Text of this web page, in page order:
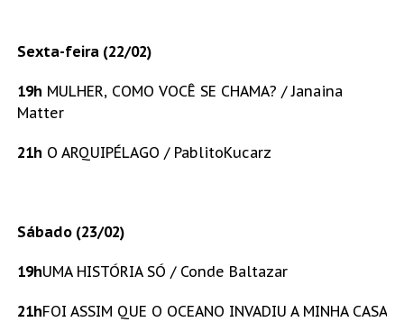
Sexta-feira (22/02)
19h MULHER, COMO VOCÊ SE CHAMA? / Janaina
Matter
21h O ARQUIPÉLAGO / PablitoKucarz
Sábado (23/02)
19hUMA HISTÓRIA SÓ / Conde Baltazar
21hFOI ASSIM QUE O OCEANO INVADIU A MINHA CASA